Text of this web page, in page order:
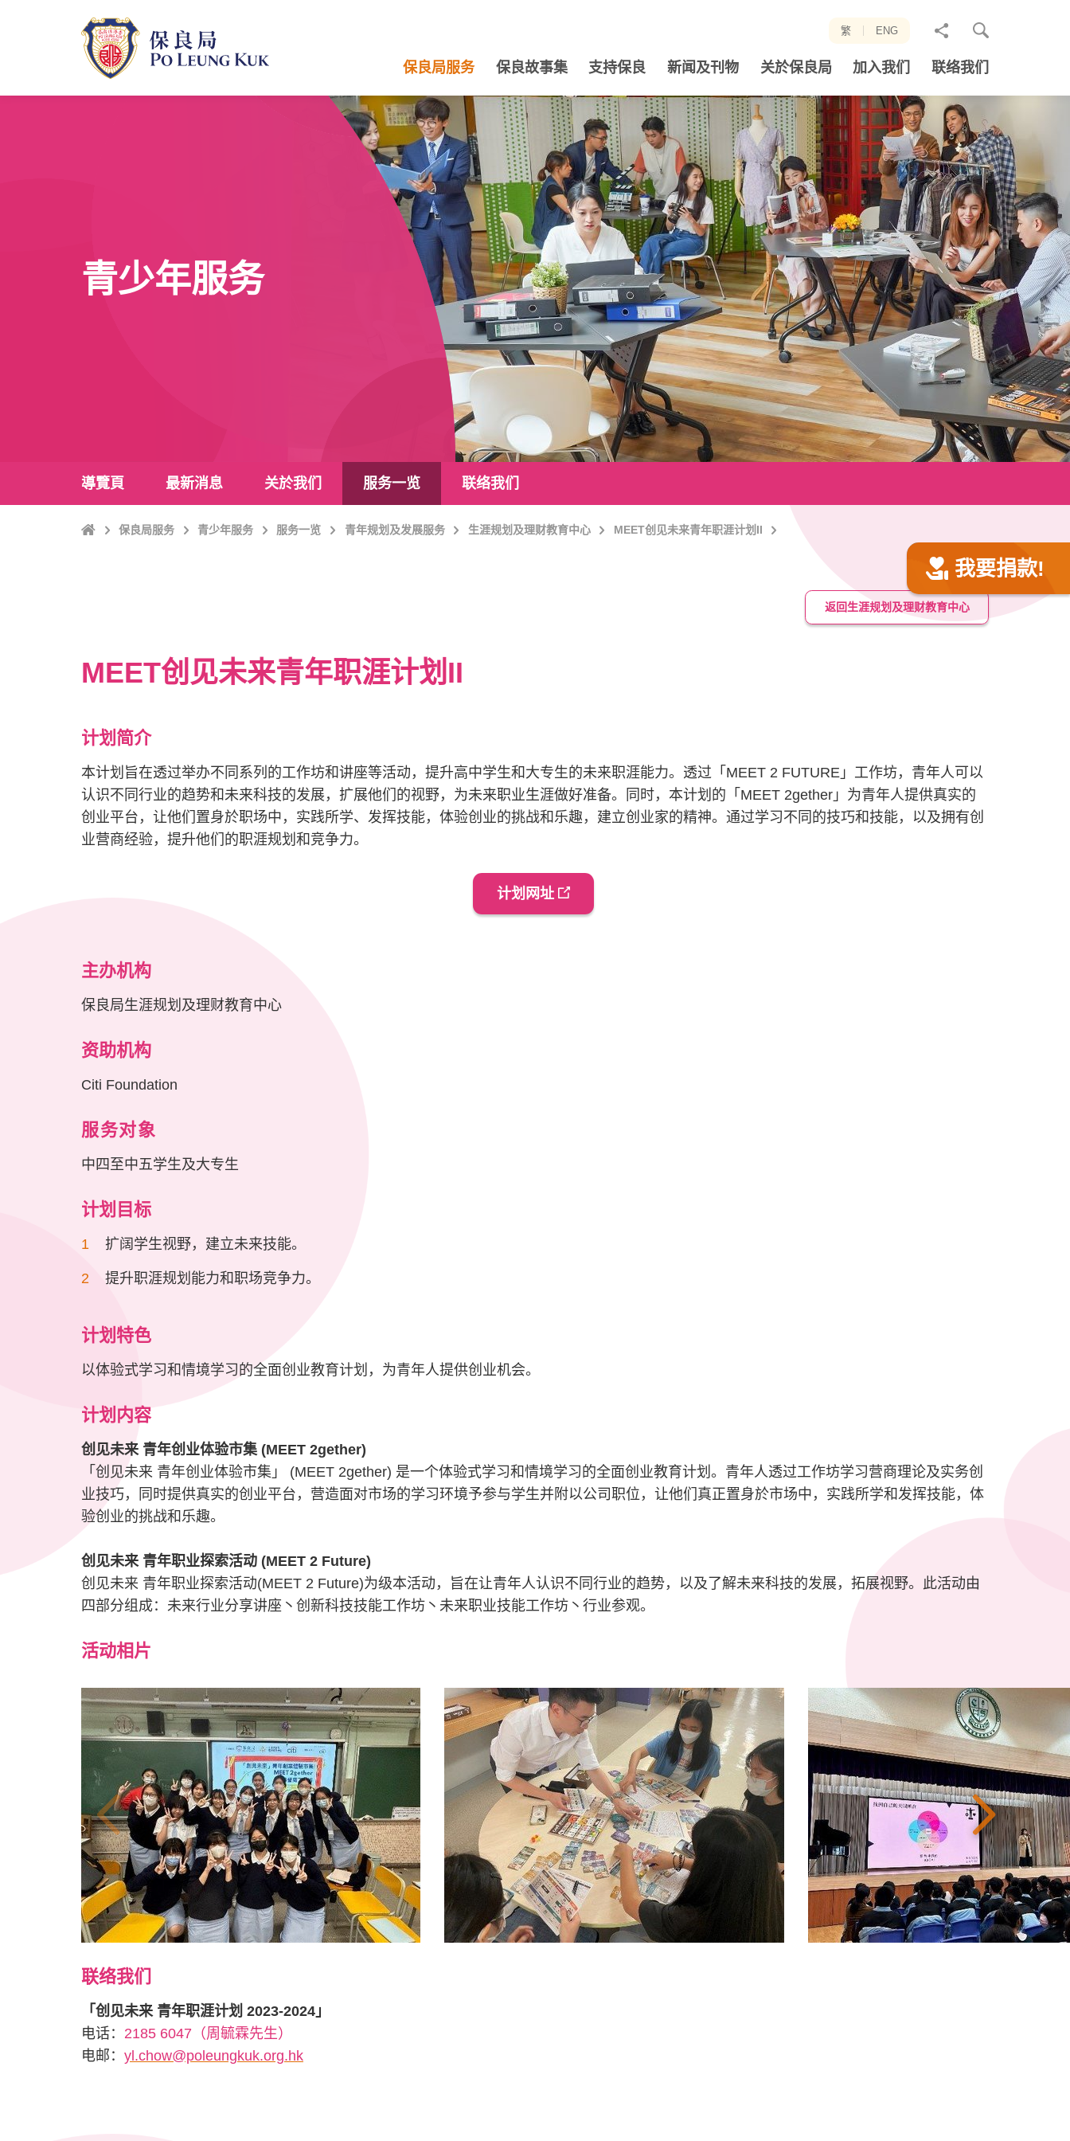
繁 ENG
分
至
保良局服务 保良故事集 支持保良 新闻及刊物 关於保良局 加入我们 联络我们
青少年服务
導覽頁 最新消息 关於我们 服务一览 联络我们
Home保良局服务 青少年服务 服务一览 青年规划及发展服务 生涯规划及理财教育中心 MEET创见未来青年职涯计划II
我要捐款!
返回生涯规划及理财教育中心
MEET创见未来青年职涯计划II
计划简介
本计划旨在透过举办不同系列的工作坊和讲座等活动，提升高中学生和大专生的未来职涯能力。透过「MEET 2 FUTURE」工作坊，青年人可以
认识不同行业的趋势和未来科技的发展，扩展他们的视野，为未来职业生涯做好准备。同时，本计划的「MEET 2gether」为青年人提供真实的
创业平台，让他们置身於职场中，实践所学、发挥技能，体验创业的挑战和乐趣，建立创业家的精神。通过学习不同的技巧和技能，以及拥有创
业营商经验，提升他们的职涯规划和竞争力。
计划网址
主办机构
保良局生涯规划及理财教育中心
资助机构
Citi Foundation
服务对象
中四至中五学生及大专生
计划目标
扩阔学生视野，建立未来技能。
提升职涯规划能力和职场竞争力。
计划特色
以体验式学习和情境学习的全面创业教育计划，为青年人提供创业机会。
计划内容
创见未来 青年创业体验市集 (MEET 2gether)
「创见未来 青年创业体验市集」 (MEET 2gether) 是一个体验式学习和情境学习的全面创业教育计划。青年人透过工作坊学习营商理论及实务创
业技巧，同时提供真实的创业平台，营造面对市场的学习环境予参与学生并附以公司职位，让他们真正置身於市场中，实践所学和发挥技能，体
验创业的挑战和乐趣。
创见未来 青年职业探索活动 (MEET 2 Future)
创见未来 青年职业探索活动(MEET 2 Future)为级本活动，旨在让青年人认识不同行业的趋势，以及了解未来科技的发展，拓展视野。此活动由
四部分组成：未来行业分享讲座丶创新科技技能工作坊丶未来职业技能工作坊丶行业参观。
活动相片
联络我们
「创见未来 青年职涯计划 2023-2024」
电话： 2185 6047（周毓霖先生）
电邮： yl.chow@poleungkuk.org.hk